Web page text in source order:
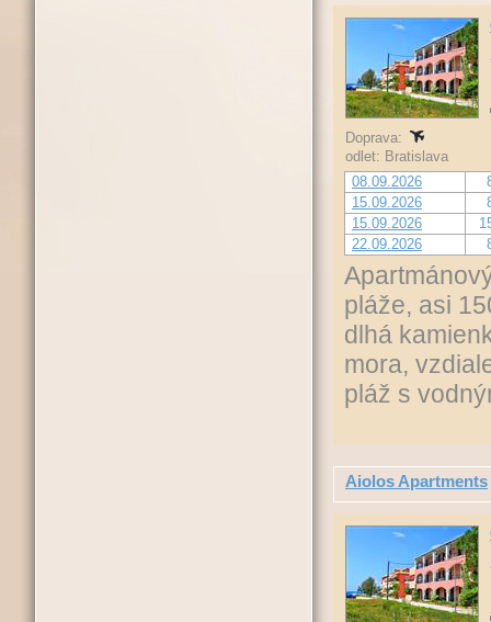
Doprava:
odlet: Bratislava
08.09.2026
15.09.2026
15.09.2026
22.09.2026
pláže, asi
dlhá
mora,
pláž s
Aiolos Apartments